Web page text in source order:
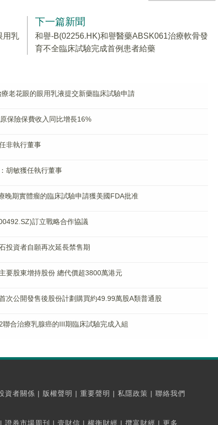
用乳
下一篇新聞
和譽-B(02256.HK)和譽醫藥ABSK061治療軟骨發
育不全臨床試驗完成首例患者給藥
老花眼的眼用乳液提交新藥臨床試驗申請
保險保費收入同比增長16%
非執行董事
胡敏獲任執行董事
晚期實體瘤的臨床試驗申請獲美國FDA批准
訂立戰略合作協議
投資者自願再次延長禁售期
要股東增持股份 總代價超3800萬港元
次公開發售後股份計劃購買約49.99萬股A類普通股
合治療乳腺癌的III期臨床試驗完成入組
資者關係 | 版權聲明 | 重要聲明 | 私隱政策 | 聯絡我們
| 證券市場周刊 | 壹財信 | 權衡財經 | 攬富財經 | 更多...